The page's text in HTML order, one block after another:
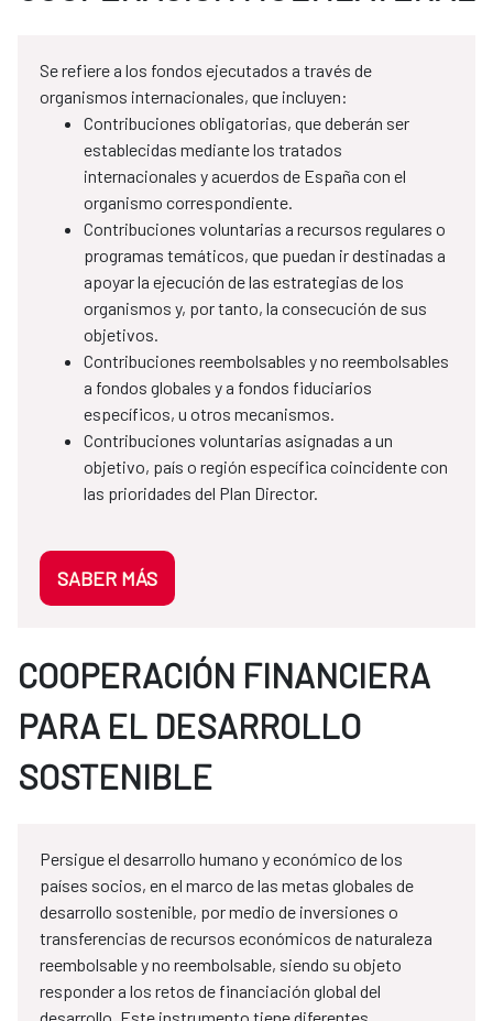
Se refiere a los fondos ejecutados a través de
organismos internacionales, que incluyen:
Contribuciones obligatorias, que deberán ser
establecidas mediante los tratados
internacionales y acuerdos de España con el
organismo correspondiente.
Contribuciones voluntarias a recursos regulares o
programas temáticos, que puedan ir destinadas a
apoyar la ejecución de las estrategias de los
organismos y, por tanto, la consecución de sus
objetivos.
Contribuciones reembolsables y no reembolsables
a fondos globales y a fondos fiduciarios
específicos, u otros mecanismos.
Contribuciones voluntarias asignadas a un
objetivo, país o región específica coincidente con
las prioridades del Plan Director.
SABER MÁS
COOPERACIÓN FINANCIERA
PARA EL DESARROLLO
SOSTENIBLE
Persigue el desarrollo humano y económico de los
países socios, en el marco de las metas globales de
desarrollo sostenible, por medio de inversiones o
transferencias de recursos económicos de naturaleza
reembolsable y no reembolsable, siendo su objeto
responder a los retos de financiación global del